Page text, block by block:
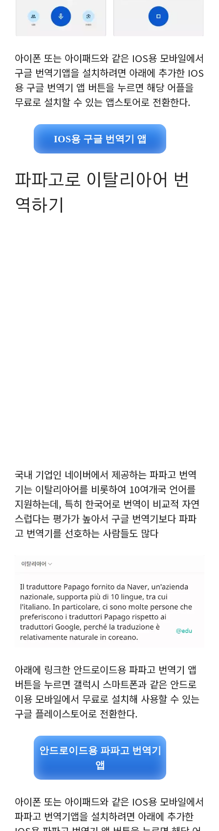
아이폰 또는 아이패드와 같은 IOS용 모바일에서
구글 번역기앱을 설치하려면 아래에 추가한 IOS
용 구글 번역기 앱 버튼을 누르면 해당 어플을
무료로 설치할 수 있는 앱스토어로 전환한다.
IOS용 구글 번역기 앱
파파고로 이탈리아어 번
역하기
국내 기업인 네이버에서 제공하는 파파고 번역
기는 이탈리아어를 비롯하여 10여개국 언어를
지원하는데, 특히 한국어로 번역이 비교적 자연
스럽다는 평가가 높아서 구글 번역기보다 파파
고 번역기를 선호하는 사람들도 많다
아래에 링크한 안드로이드용 파파고 번역기 앱
버튼을 누르면 갤럭시 스마트폰과 같은 안드로
이용 모바일에서 무료로 설치해 사용할 수 있는
구글 플레이스토어로 전환한다.
안드로이드용 파파고 번역기
앱
아이폰 또는 아이패드와 같은 IOS용 모바일에서
파파고 번역기앱을 설치하려면 아래에 추가한